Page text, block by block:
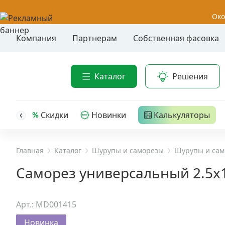
Компания Партнерам Собственная фасовка
Каталог Решения
Распродажа
Уценка
головкой
трех-
Скидки Новинки Калькуляторы
Главная Каталог Шурупы и саморезы Шурупы и
Саморез универсальный
Арт.: MD001415
Новинка